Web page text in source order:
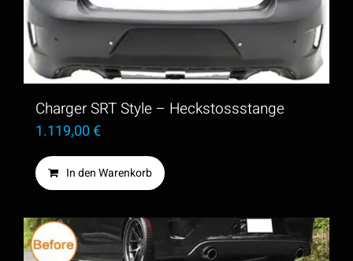
Charger SRT Style – Heckstossstange
1.119,00€
In den Warenkorb